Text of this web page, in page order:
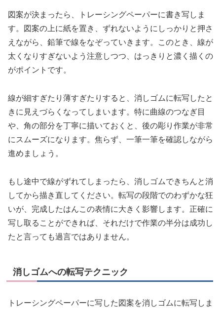
図案が決まったら、トレーシングペーパーに書き写しま
す。図案の上に紙を置き、ずれないようにしっかりと押さ
えながら、鉛筆で線をなぞっていきます。このとき、線が
太くなりすぎないよう注意しつつ、はっきりと濃く描くの
がポイントです。
線が細すぎたり薄すぎたりすると、消しゴムに転写したと
きに見えづらくなってしまいます。特に曲線のつなぎ目
や、角の部分を丁寧に描いておくと、後の彫り作業が非常
にスムーズになります。焦らず、一筆一筆を確認しながら
進めましょう。
もし途中で線がずれてしまったら、消しゴムできちんと消
してから描き直してください。転写の段階でのわずかな狂
いが、完成したはんこの表情に大きく影響します。正確に
写し取ることができれば、それだけで作業の半分は成功し
たと言っても過言ではありません。
消しゴムへの転写テクニック
トレーシングペーパーに写した図案を消しゴムに転写しま